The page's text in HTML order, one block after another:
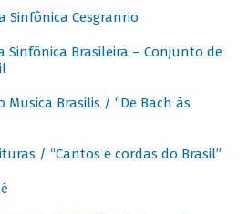
Sinfônica Cesgranrio
Sinfônica Brasileira – Conjunto de
Musica Brasilis / “De Bach às
/ “Cantos e cordas do Brasil”